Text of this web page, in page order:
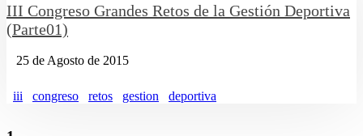
III Congreso Grandes Retos de la Gestión Deportiva
(Parte01)
25 de Agosto de 2015
iii congreso retos gestion deportiva